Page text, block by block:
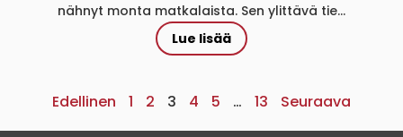
nähnyt monta matkalaista. Sen ylittävä tie...
Lue lisää
Edellinen 1 2 3 4 5 … 13 Seuraava